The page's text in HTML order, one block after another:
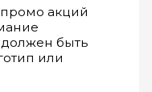
акций
быть
или